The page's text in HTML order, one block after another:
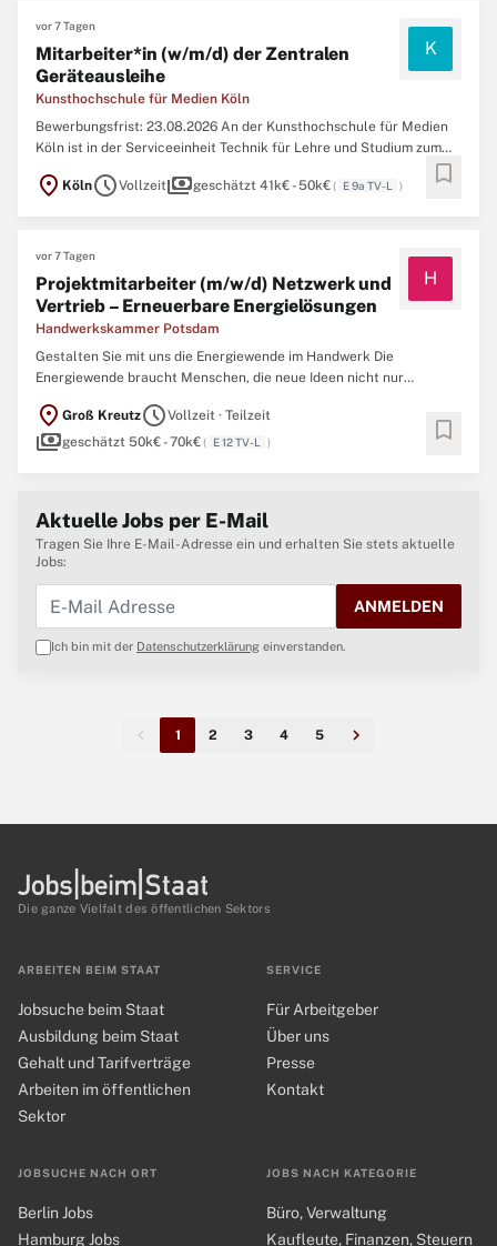
vor 7 Tagen
Mitarbeiter*in (w/m/d) der Zentralen
Geräteausleihe
Kunsthochschule für Medien Köln
K
Bewerbungsfrist: 23.08.2026 An der Kunsthochschule für Medien
Köln ist in der Serviceeinheit Technik für Lehre und Studium zum
nächstmöglichen Zeitpunkt eine Stelle alsMitarbeiter*in (w/m/d)
der Zentralen Geräteausleihein Vollzeit (39 Std. und 50
location_on KölnscheduleVollzeitpaymentsgeschätzt 41k€ - 50k€( E 9a TV-L ) bookmark
vor 7 Tagen
Projektmitarbeiter (m/w/d) Netzwerk und
Vertrieb – Erneuerbare Energielösungen
Handwerkskammer Potsdam
H
Gestalten Sie mit uns die Energiewende im Handwerk Die
Energiewende braucht Menschen, die neue Ideen nicht nur
Ihre Aufgabe bei der Handwerkskammer Potsdam an. Auf dem
Bildungs- und Innovationscampus Handwerk entsteht
location_on Groß KreutzscheduleVollzeit · Teilzeit
paymentsgeschätzt 50k€ - 70k€( E 12 TV-L ) bookmark
Aktuelle Jobs per E-Mail
Tragen Sie Ihre E-Mail-Adresse ein und erhalten Sie stets aktuelle
Jobs:
ANMELDEN
Ich bin mit der Datenschutzerklärung einverstanden.
1 2 3 4 5
Die ganze Vielfalt des öffentlichen Sektors
ARBEITEN BEIM STAAT
Jobsuche beim Staat
Ausbildung beim Staat
Gehalt und Tarifverträge
Arbeiten im öffentlichen
Sektor
JOBSUCHE NACH ORT
Berlin Jobs
Hamburg Jobs
JOBS NACH KATEGORIE
Büro, Verwaltung
Kaufleute, Finanzen, Steuern
SERVICE
Für Arbeitgeber
Über uns
Presse
Kontakt